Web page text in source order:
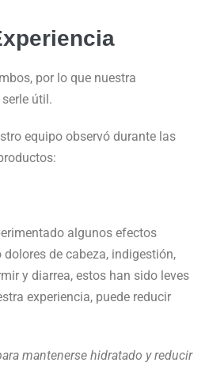
por lo que nuestra
útil.
equipo observó durante las
algunos efectos
de cabeza, indigestión,
y diarrea, estos han sido leves
experiencia, puede reducir
mantenerse hidratado y reducir